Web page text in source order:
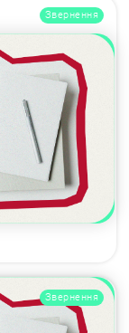
Звернення
Звернення